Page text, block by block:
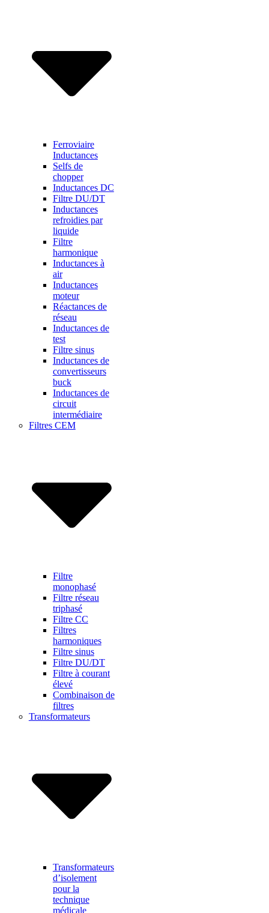
Ferroviaire
Inductances
Selfs de
chopper
Inductances DC
Filtre DU/DT
Inductances
refroidies par
liquide
Filtre
harmonique
Inductances à
air
Inductances
moteur
Réactances de
réseau
Inductances de
test
Filtre sinus
Inductances de
convertisseurs
buck
Inductances de
circuit
intermédiaire
Filtres CEM
Filtre
monophasé
Filtre réseau
triphasé
Filtre CC
Filtres
harmoniques
Filtre sinus
Filtre DU/DT
Filtre à courant
élevé
Combinaison de
filtres
Transformateurs
Transformateurs
d’isolement
pour la
technique
médicale